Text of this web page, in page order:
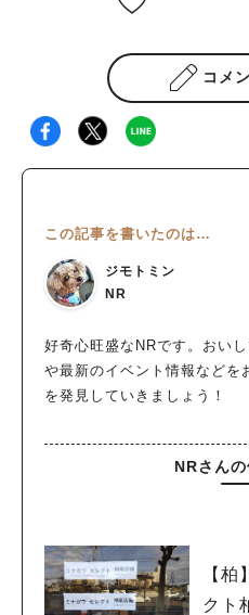
コメ
この記事を書いたのは…
ジモトミン
NR
好奇心旺盛なNRです。おい
や最新のイベント情報などを
を発見していきましょう！
NRさん
【
クト